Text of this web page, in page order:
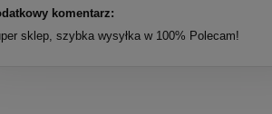
komentarz:
sklep, szybka wysyłka w 100% Polecam!